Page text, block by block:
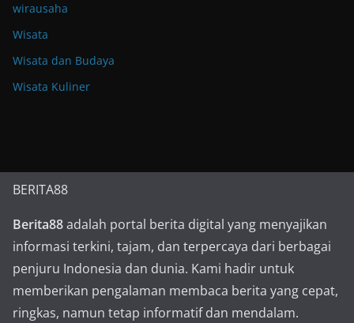
wirausaha
Wisata
Wisata dan Budaya
Wisata Kuliner
BERITA88
Berita88adalah portal berita digital yang menyajikan
informasi terkini, tajam, dan terpercaya dari berbagai
penjuru Indonesia dan dunia. Kami hadir untuk
memberikan pengalaman membaca berita yang cepat,
ringkas, namun tetap informatif dan mendalam.